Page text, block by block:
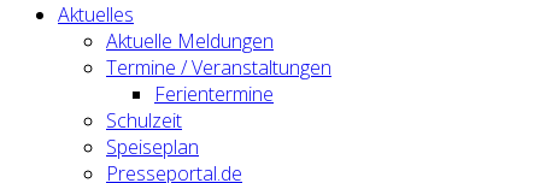
Aktuelles
Aktuelle Meldungen
Termine / Veranstaltungen
Ferientermine
Schulzeit
Speiseplan
Presseportal.de